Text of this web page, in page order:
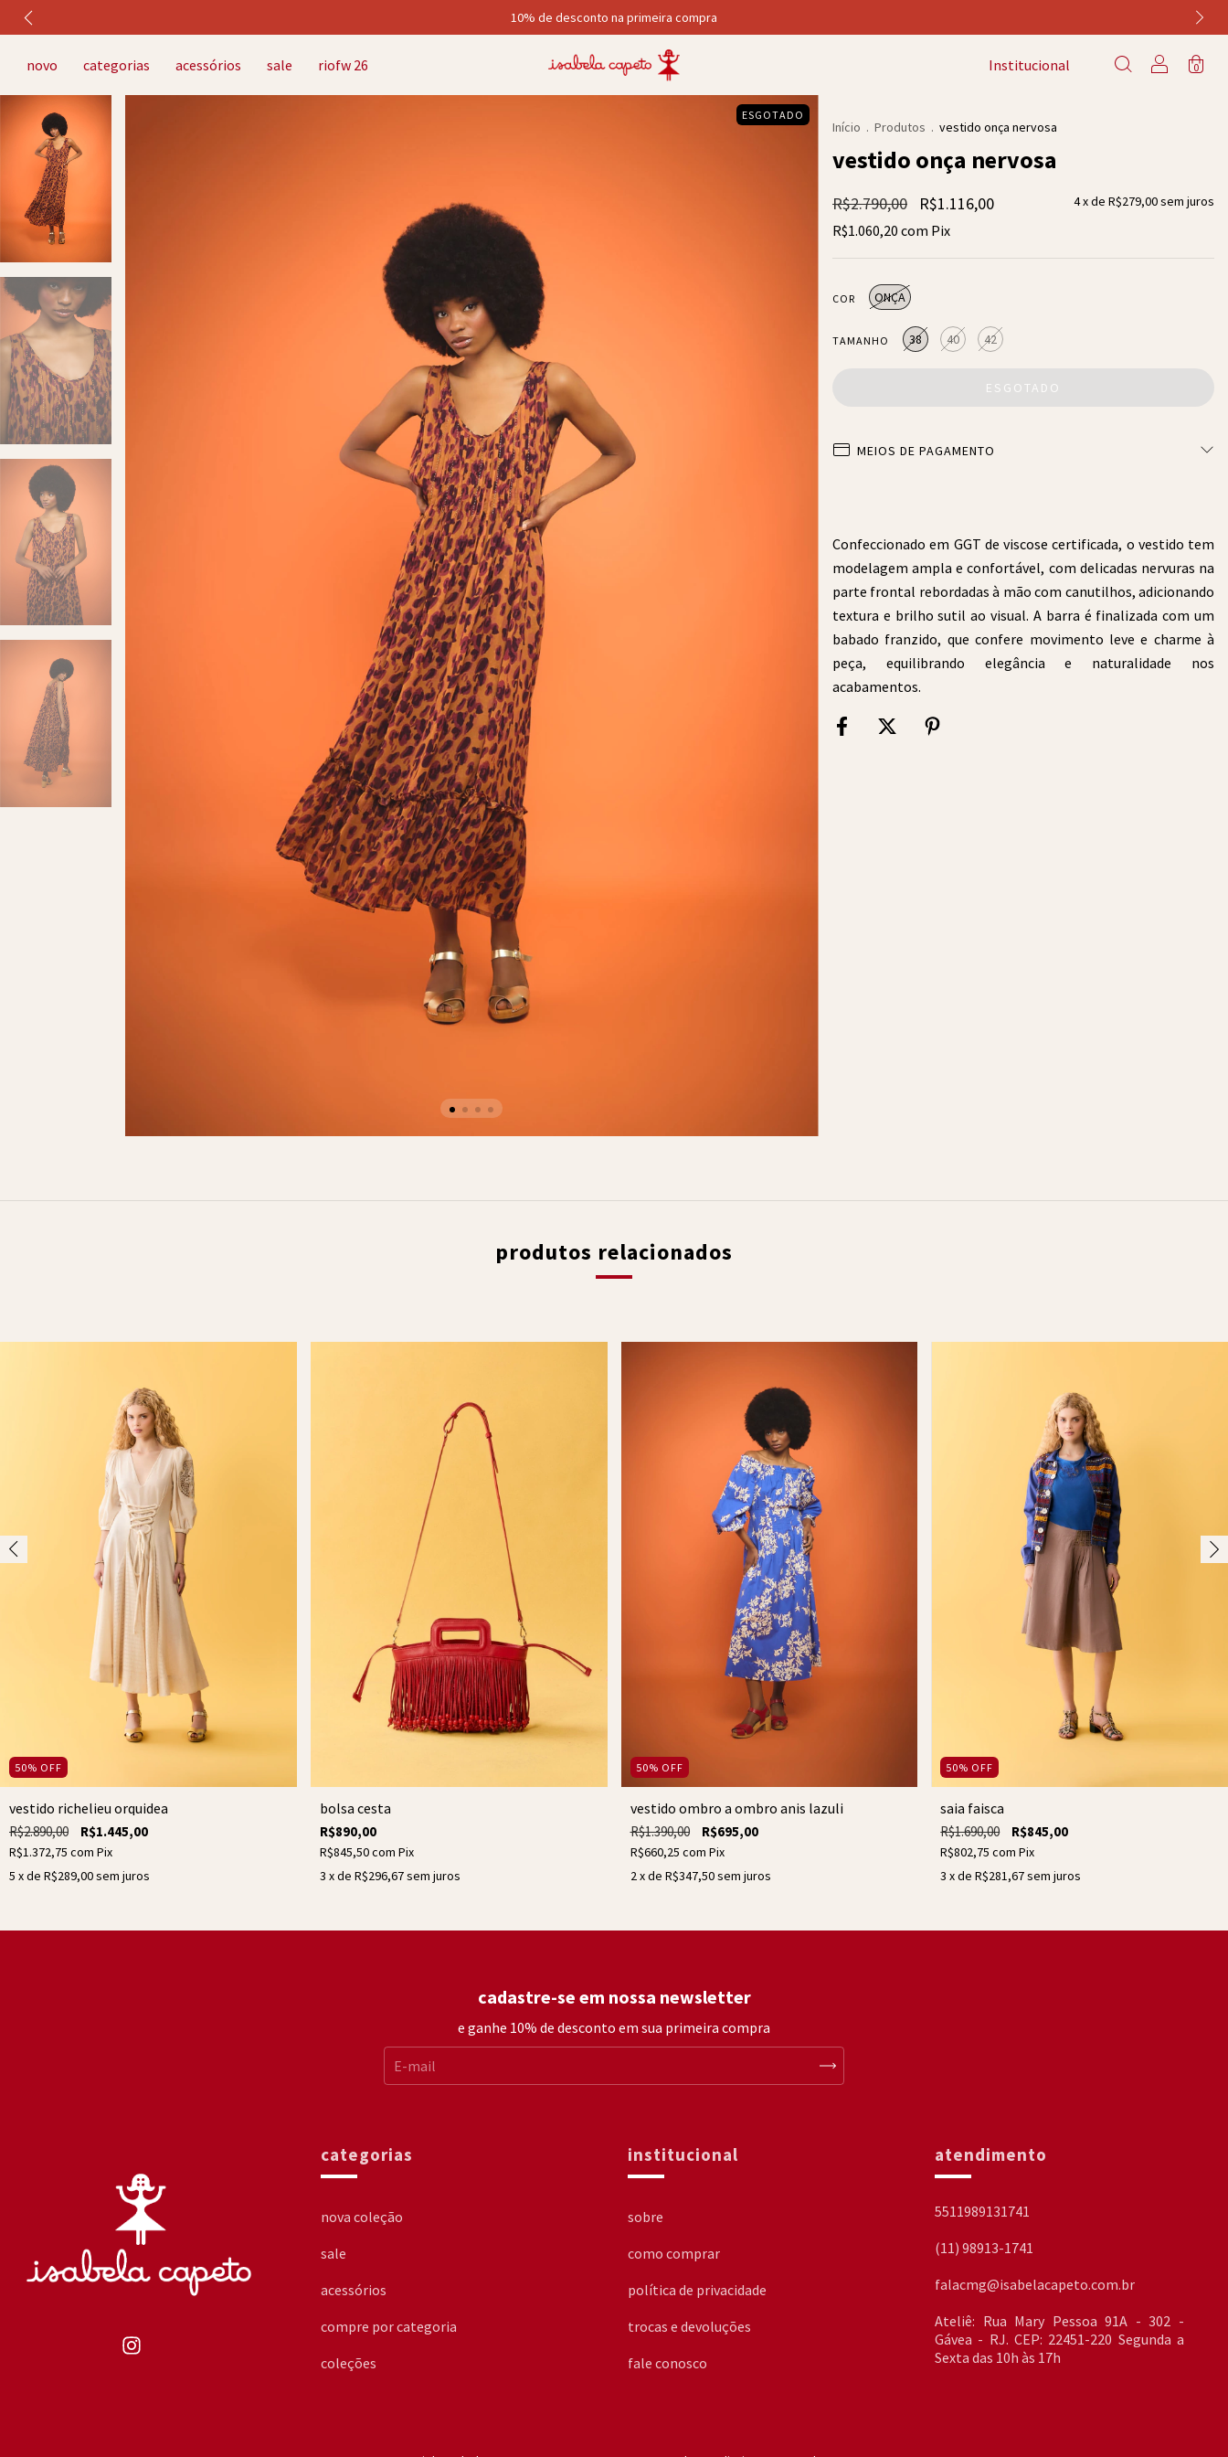
10% de desconto na primeira compra
novo categorias acessórios sale riofw 26 Institucional 0
ESGOTADO
Início . Produtos . vestido onça nervosa
vestido onça nervosa
R$2.790,00 R$1.116,00 4x de R$279,00sem juros
R$1.060,20 com Pix
COR ONÇA
TAMANHO 38 40 42
MEIOS DE PAGAMENTO
Confeccionado em GGT de viscose certificada, o vestido tem
modelagem ampla e confortável, com delicadas nervuras na
parte frontal rebordadas à mão com canutilhos, adicionando
textura e brilho sutil ao visual. A barra é finalizada com um
babado franzido, que confere movimento leve e charme à
peça, equilibrando elegância e naturalidade nos
acabamentos.
produtos relacionados
50% OFF
vestido richelieu orquidea
R$2.890,00 R$1.445,00
R$1.372,75 com Pix
5 x de R$289,00sem juros
bolsa cesta
R$890,00
R$845,50com Pix
3 x de R$296,67sem juros
50% OFF
vestido ombro a ombro anis lazuli
R$1.390,00 R$695,00
R$660,25 com Pix
2x de R$347,50sem juros
50% OFF
saia faisca
R$1.690,00 R$845,00
R$802,75com Pix
3 x deR$281,67sem juros
cadastre-se em nossa newsletter
e ganhe 10% de desconto em sua primeira compra
categorias
nova coleção
sale
acessórios
compre por categoria
coleções
institucional
sobre
como comprar
política de privacidade
trocas e devoluções
fale conosco
atendimento
5511989131741
(11) 98913-1741
falacmg@isabelacapeto.com.br
Ateliê: Rua Mary Pessoa 91A - 302 -
Gávea - RJ. CEP: 22451-220 Segunda a
Sexta das 10h às 17h